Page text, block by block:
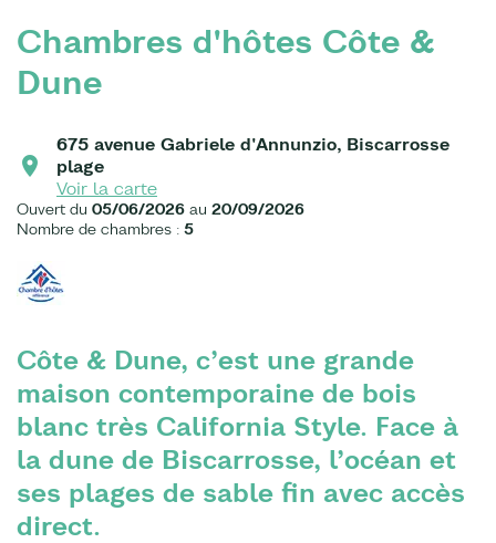
Chambres d'hôtes Côte &
Dune
675 avenue Gabriele d'Annunzio, Biscarrosse
plage
Voir la carte
Ouvert du 05/06/2026 au 20/09/2026
Nombre de chambres : 5
Côte & Dune, c’est une grande
maison contemporaine de bois
blanc très California Style. Face à
la dune de Biscarrosse, l’océan et
ses plages de sable fin avec accès
direct.